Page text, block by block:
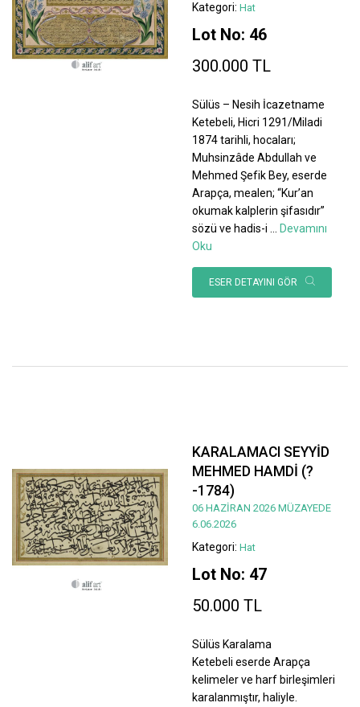
Kategori: Hat
Lot No: 46
300.000 TL
Sülüs – Nesih İcazetname
Ketebeli, Hicri 1291/Miladi
1874 tarihli, hocaları;
Muhsinzâde Abdullah ve
Mehmed Şefik Bey, eserde
Arapça, mealen; “Kur’an
okumak kalplerin şifasıdır”
sözü ve hadis-i ... Devamını
Oku
ESER DETAYINI GÖR
KARALAMACI SEYYİD
MEHMED HAMDİ (?
-1784)
06 HAZİRAN 2026 MÜZAYEDE
6.06.2026
Kategori: Hat
Lot No: 47
50.000 TL
Sülüs Karalama
Ketebeli eserde Arapça
kelimeler ve harf birleşimleri
karalanmıştır, haliyle.